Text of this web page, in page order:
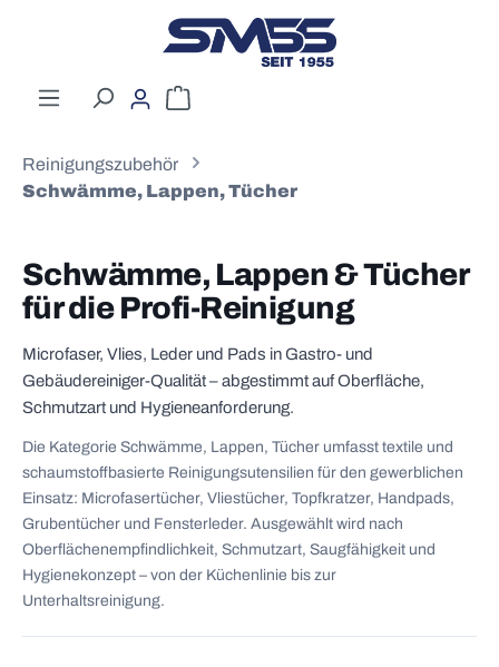
Zum Hauptinhalt springen
Warenkorb enthält 0 Positionen. Der
Reinigungszubehör
Schwämme, Lappen, Tücher
Schwämme, Lappen & Tücher
für die Profi-Reinigung
Microfaser, Vlies, Leder und Pads in Gastro- und
Gebäudereiniger-Qualität – abgestimmt auf Oberfläche,
Schmutzart und Hygieneanforderung.
Die Kategorie Schwämme, Lappen, Tücher umfasst textile und
schaumstoffbasierte Reinigungsutensilien für den gewerblichen
Einsatz: Microfasertücher, Vliestücher, Topfkratzer, Handpads,
Grubentücher und Fensterleder. Ausgewählt wird nach
Oberflächenempfindlichkeit, Schmutzart, Saugfähigkeit und
Hygienekonzept – von der Küchenlinie bis zur
Unterhaltsreinigung.